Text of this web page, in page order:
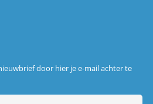
door hier je e-mail achter te